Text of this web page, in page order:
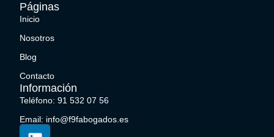
Páginas
Inicio
Nosotros
Blog
Contacto
Información
Teléfono: 91 532 07 56
Email: info@f9fabogados.es